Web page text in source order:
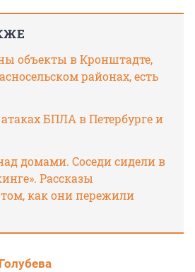
объекты в Кронштадте,
районах, есть
БПЛА в Петербурге и
домами. Соседи сидели в
Рассказы
как они пережили